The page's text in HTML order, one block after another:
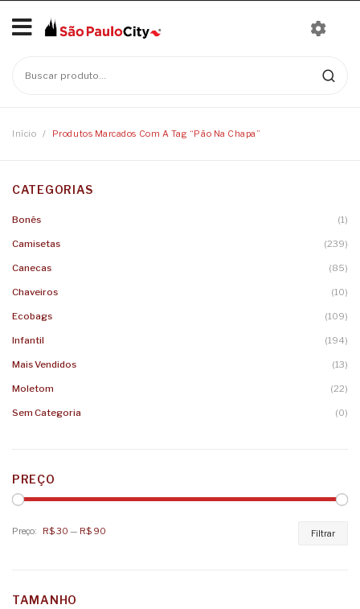
Bonés
Baby Look
Moletons
Camisetas Infantis
Chaveiros
Ecobags
Início / Produtos Marcados Com A Tag “pão Na Chapa”
CATEGORIAS
Bonés (1)
Camisetas (239)
Canecas (85)
Chaveiros (10)
Ecobags (109)
Infantil (194)
Mais Vendidos (13)
Moletom (22)
Sem Categoria (0)
PREÇO
Filtrar
Preço: R$ 30 — R$ 90
TAMANHO